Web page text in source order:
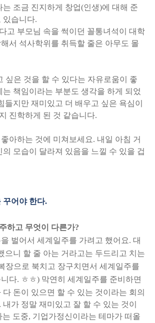
는 조금 진지하게 창업(인생)에 대해 준
있습니다.
고 부모님 속을 썩이던 꼴통녀석이 대학
서 석사학위를 취득할 줄은 아무도 몰
싶은 것을 할 수 있다는 자유로움이 좋
는 책임이라는 부분도 생각을 하게 되었
들지만 재미있고 더 배우고 싶은 욕심이
진학하게 된 것 같습니다.
아하는 것에 미쳐보세요. 내일 아침 거
의 모습이 달라져 있음을 느낄 수 있을 겁
꾸어야 한다.
하고 무엇이 다른가?
벌어서 세계일주를 가려고 했어요. 대
으니 할 줄 아는 거라고는 두드리고 치는
장으로 북치고 장구치면서 세계일주를
다. ㅎㅎ) 막연히 세계일주를 준비하면
다 돈이 있으면 할 수 있는 것이라는 회의
가 정말 재미있고 잘 할 수 있는 것이
는 도중, 기업가정신이라는 테마가 떠올